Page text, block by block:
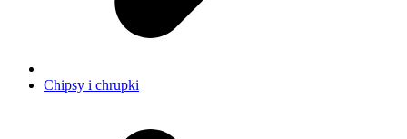
Chipsy i chrupki